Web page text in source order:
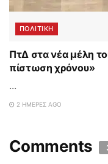
ΠΟΛΙΤΙΚΗ
ΠτΔ στα νέα μέλη
πίστωση χρόνου»
...
2 ΗΜΈΡΕΣ AGO
Comments